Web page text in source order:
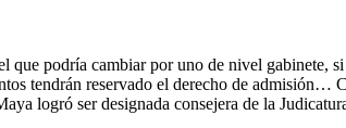
podría cambiar por uno de nivel gabinete,
tendrán reservado el derecho de admisión…
logró ser designada consejera de la